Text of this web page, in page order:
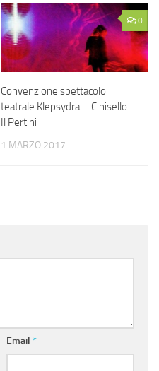
0
Convenzione spettacolo
teatrale Klepsydra – Cinisello
Il Pertini
1 MARZO 2017
Email *